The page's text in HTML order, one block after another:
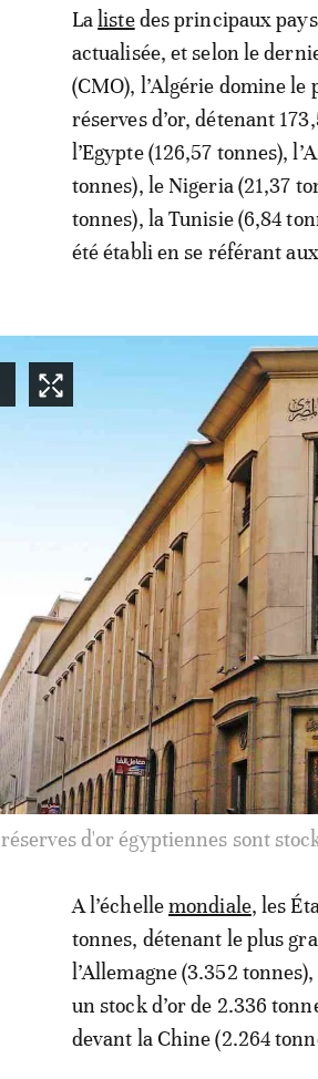
Lalistedes principaux
actualisée, et selon le
(CMO), l’Algérie domine
réserves d’or, détenant
l’Egypte (126,57 tonnes),
tonnes), le Nigeria (21,37
tonnes), la Tunisie (6,84
été établi en se référant
Les réserves d'or tunisiennes sont
, les
tonnes, détenant le plus
l’Allemagne (3.352
un stock d’or de 2.336
devant la Chine (2.264